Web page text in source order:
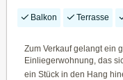
Balkon Terrasse
Zum Verkauf gelangt ein
Einliegerwohnung, das
ein Stück in den Hang